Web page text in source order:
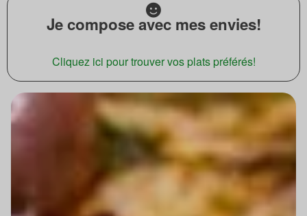
Je compose avec mes envies!
Cliquez ici pour trouver vos plats préférés!